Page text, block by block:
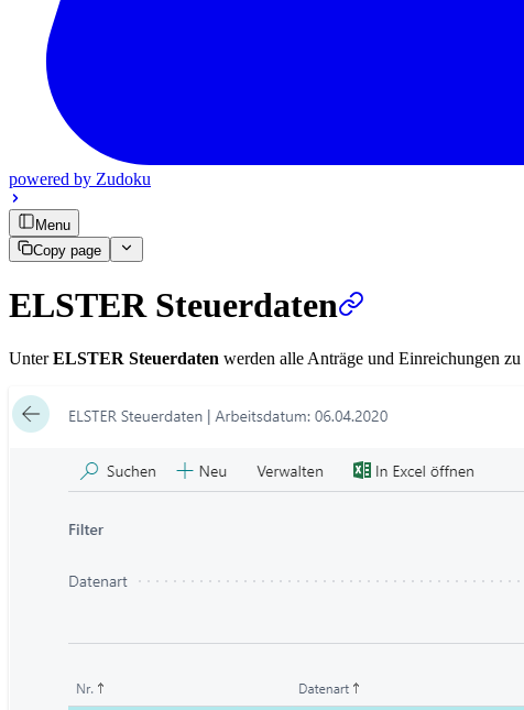
powered by Zudoku
Menu
Copy page
ELSTER Steuerdaten
UnterELSTER Steuerdaten werden alle Anträge und Einreichungen zu